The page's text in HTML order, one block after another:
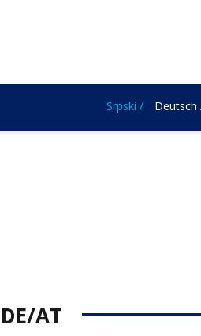
Srpski / Deutsch
DE/AT